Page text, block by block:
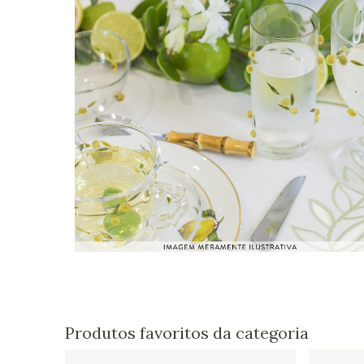
Produtos favoritos da categoria